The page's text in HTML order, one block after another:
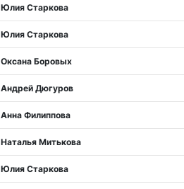
Юлия Старкова
Юлия Старкова
Оксана Боровых
Андрей Дюгуров
Анна Филиппова
Наталья Митькова
Юлия Старкова